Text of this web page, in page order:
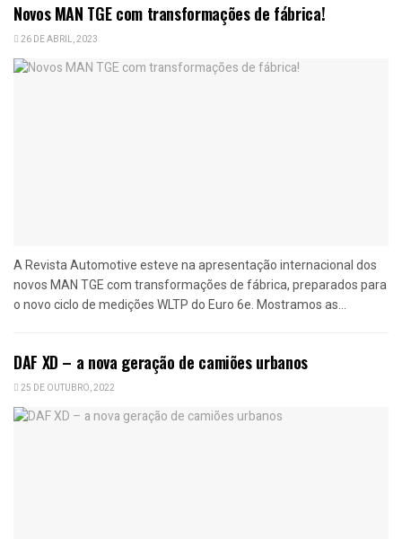
Novos MAN TGE com transformações de fábrica!
26 DE ABRIL, 2023
A Revista Automotive esteve na apresentação internacional dos
novos MAN TGE com transformações de fábrica, preparados para
o novo ciclo de medições WLTP do Euro 6e. Mostramos as...
DAF XD – a nova geração de camiões urbanos
25 DE OUTUBRO, 2022